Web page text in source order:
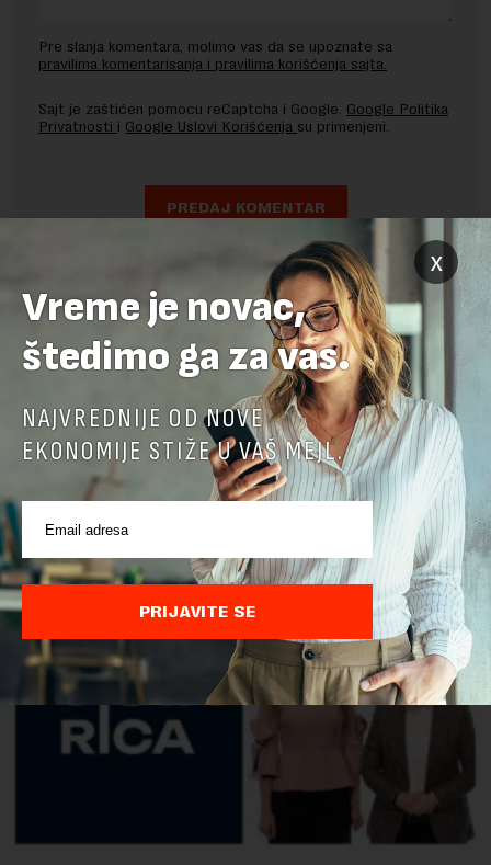
Pre slanja komentara, molimo vas da se upoznate sa
pravilima komentarisanja i pravilima korišćenja sajta.
Sajt je zaštićen pomocu reCaptcha i Google. Google Politika
Privatnosti i Google Uslovi Korišćenja su primenjeni.
POVEZANI SADRŽAJI
x
Vreme je novac,
štedimo ga za vas.
NAJVREDNIJE OD NOVE
EKONOMIJE STIŽE U VAŠ MEJL.
PRIJAVITE SE